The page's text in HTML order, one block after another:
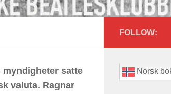
satte
valuta. Ragnar
FOLLOW:
Norsk